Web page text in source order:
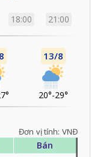
18:00 21:00
13/8
20°-29°
Đơn vị tính: VNĐ
Bán